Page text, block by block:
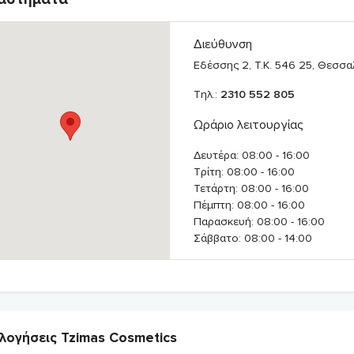
Διεύθυνση
Εδέσσης 2, T.K. 546 25,
Τηλ.: 2310 552 805
Ωράριο λειτουργίας
Δευτέρα: 08:00 - 16:00
Τρίτη: 08:00 - 16:00
Τετάρτη: 08:00 - 16:00
Πέμπτη: 08:00 - 16:00
Παρασκευή: 08:00 - 16:00
Σάββατο: 08:00 - 14:00
Tzimas Cosmetics